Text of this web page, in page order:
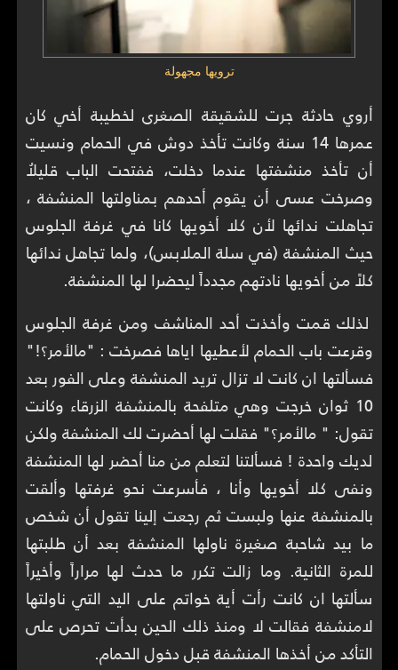
ترويها مجهولة
أروي حادثة جرت للشقيقة الصغرى لخطيبة أخي كان
عمرها 14 سنة وكانت تأخذ دوش في الحمام ونسيت
أن تأخذ منشفتها عندما دخلت، ففتحت الباب قليلاُ
وصرخت عسى أن يقوم أحدهم بمناولتها المنشفة ،
تجاهلت ندائها لأن كلا أخويها كانا في غرفة الجلوس
حيث المنشفة (في سلة الملابس)، ولما تجاهل ندائها
كلاً من أخويها نادتهم مجدداً ليحضرا لها المنشفة.
لذلك قمت وأخذت أحد المناشف ومن غرفة الجلوس
وقرعت باب الحمام لأعطيها اياها فصرخت : "مالأمر؟!"
فسألتها ان كانت لا تزال تريد المنشفة وعلى الفور بعد
10 ثوان خرجت وهي متلفحة بالمنشفة الزرقاء وكانت
تقول: " مالأمر؟" فقلت لها أحضرت لك المنشفة ولكن
لديك واحدة ! فسألتنا لتعلم من منا أحضر لها المنشفة
ونفى كلا أخويها وأنا ، فأسرعت نحو غرفتها وألقت
بالمنشفة عنها ولبست ثم رجعت إلينا تقول أن شخص
ما بيد شاحبة صغيرة ناولها المنشفة بعد أن طلبتها
للمرة الثانية. وما زالت تكرر ما حدث لها مراراً وأخيراً
سألتها ان كانت رأت أية خواتم على اليد التي ناولتها
لامنشفة فقالت لا ومنذ ذلك الحين بدأت تحرص على
التأكد من أخذها المنشفة قبل دخول الحمام.